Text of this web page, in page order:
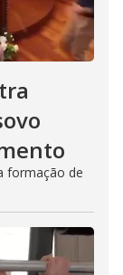
formação de